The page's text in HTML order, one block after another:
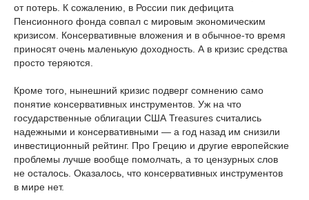
от потерь. К сожалению, в России пик дефицита
Пенсионного фонда совпал с мировым экономическим
кризисом. Консервативные вложения и в обычное-то время
приносят очень маленькую доходность. А в кризис средства
просто теряются.
Кроме того, нынешний кризис подверг сомнению само
понятие консервативных инструментов. Уж на что
государственные облигации США Treasures считались
надежными и консервативными — а год назад им снизили
инвестиционный рейтинг. Про Грецию и другие европейские
проблемы лучше вообще помолчать, а то цензурных слов
не осталось. Оказалось, что консервативных инструментов
в мире нет.